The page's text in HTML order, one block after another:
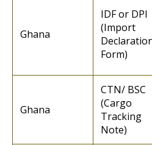
Ghana
IDF or DPI
(Import
Form)
Ghana
CTN/ BSC
(Cargo
Tracking
Note)